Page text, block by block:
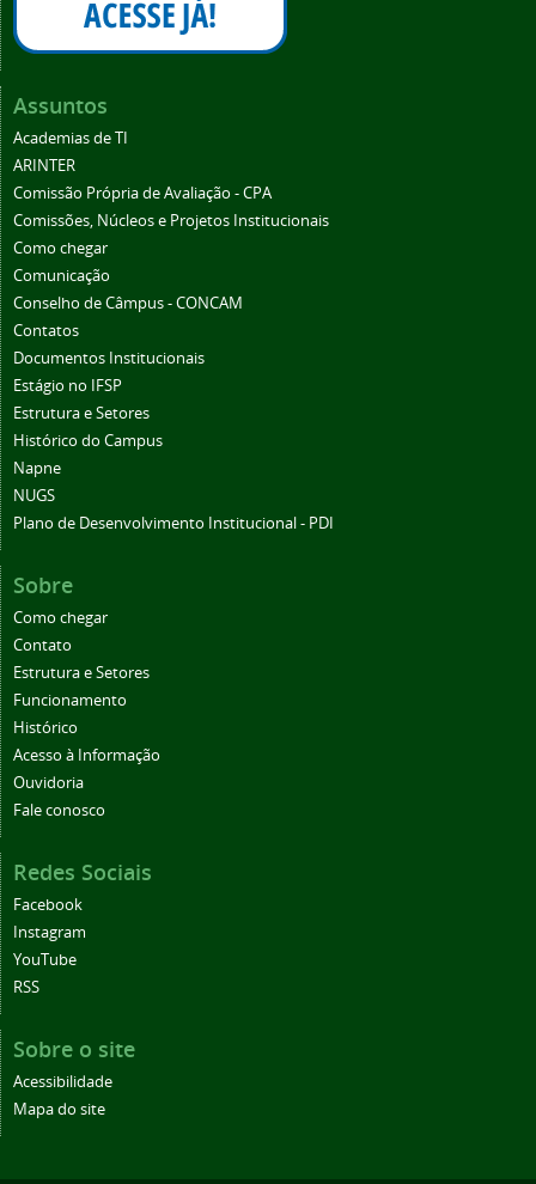
Assuntos
Academias de TI
ARINTER
Comissão Própria de Avaliação - CPA
Comissões, Núcleos e Projetos Institucionais
Como chegar
Comunicação
Conselho de Câmpus - CONCAM
Contatos
Documentos Institucionais
Estágio no IFSP
Estrutura e Setores
Histórico do Campus
Napne
NUGS
Plano de Desenvolvimento Institucional - PDI
Sobre
Como chegar
Contato
Estrutura e Setores
Funcionamento
Histórico
Acesso à Informação
Ouvidoria
Fale conosco
Redes Sociais
Facebook
Instagram
YouTube
RSS
Sobre o site
Acessibilidade
Mapa do site